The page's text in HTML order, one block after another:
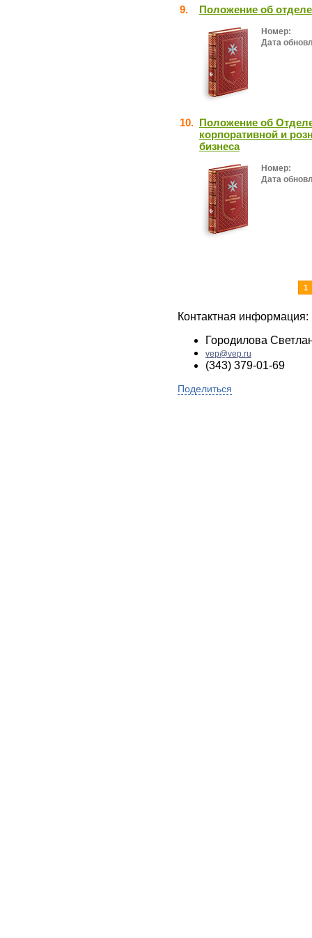
9. Положение об
Номер:
Дата
10. Положение об
корпоративной и
бизнеса
Номер:
Дата
1
Контактная информация:
Городилова
vep@vep.ru
(343) 379-01-69
Поделиться